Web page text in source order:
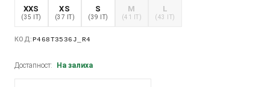
XXS
(35 IT)
XS
(37 IT)
S
(39 IT)
M
(41 IT)
L
(43 IT)
КОД: P468T3536J_R4
Достапност: На залиха